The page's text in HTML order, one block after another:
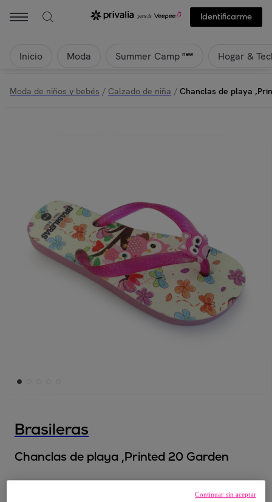
Identificarme
Inicio Moda Summer Camp new Hogar &
Moda de niños y bebés / Calzado de niña / Chanclas de playa
Brasileras
Chanclas de playa ,Printed 20 Garden
Continuar sin aceptar